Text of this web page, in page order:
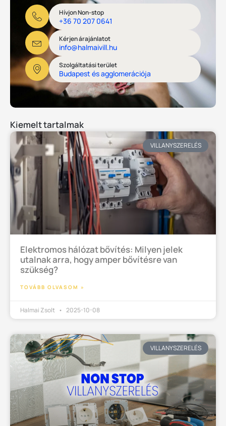
Hívjon Non-stop
+36 70 207 0641
Kérjen árajánlatot
info@halmaivill.hu
Szolgáltatási terület
Budapest és agglomerációja
Kiemelt tartalmak
VILLANYSZERELÉS
Elektromos hálózat bővítés: Milyen jelek
utalnak arra, hogy amper bővítésre van
szükség?
TOVÁBB OLVASOM »
Halmai Zsolt 2025-10-08
VILLANYSZERELÉS